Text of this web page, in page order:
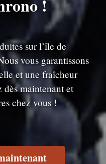
!
sur l’île de
vous garantissons
et une fraîcheur
maintenant et
chez vous !